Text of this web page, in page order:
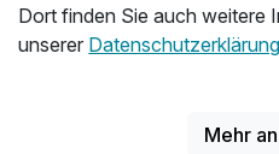
Dort finden Sie auch weitere
unserer Datenschutzerklärung
Mehr